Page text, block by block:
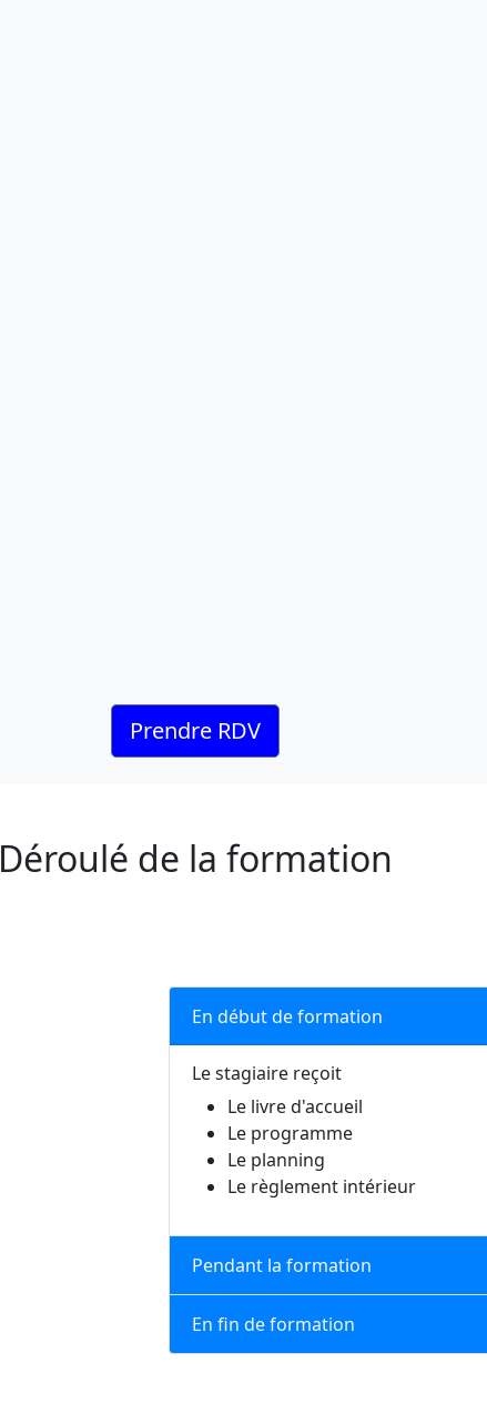
Prendre RDV
Déroulé de la formation
En début de formation
Le stagiaire reçoit
Le livre d'accueil
Le programme
Le planning
Le règlement intérieur
Pendant la formation
En fin de formation